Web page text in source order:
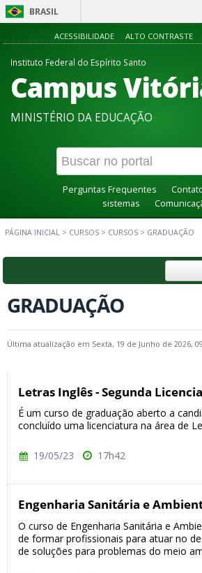
BRASIL
ACESSIBILIDADE ALTO CONTRASTE
Instituto Federal do Espírito Santo
Campus
MINISTÉRIO DA EDUCAÇÃO
Perguntas Frequentes
sistemas
PÁGINA INICIAL > CURSOS > CURSOS > GRADUAÇÃO
GRADUAÇÃO
Última atualização em Sexta, 19 de Junho de 2026,
Letras Inglês - Segunda
É um curso de graduação aberto a
concluído uma licenciatura na área de
19/05/23 17h42
Engenharia Sanitária e
O curso de Engenharia Sanitária e
de formar profissionais para atuar no
de soluções para problemas do meio